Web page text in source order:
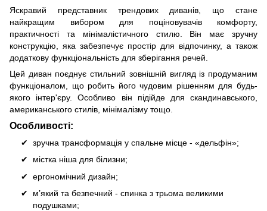
Яскравий представник трендових диванів, що стане
найкращим вибором для поціновувачів комфорту,
практичності та мінімалістичного стилю. Він має зручну
конструкцію, яка забезпечує простір для відпочинку, а також
додаткову функціональність для зберігання речей.
Цей диван поєднує стильний зовнішній вигляд із продуманим
функціоналом, що робить його чудовим рішенням для будь-
якого інтер'єру. Особливо він підійде для скандинавського,
американського стилів, мінімалізму тощо.
Особливості:
зручна трансформація у спальне місце - «дельфін»;
містка ніша для білизни;
ергономічний дизайн;
м’який та безпечний - спинка з трьома великими
подушками;